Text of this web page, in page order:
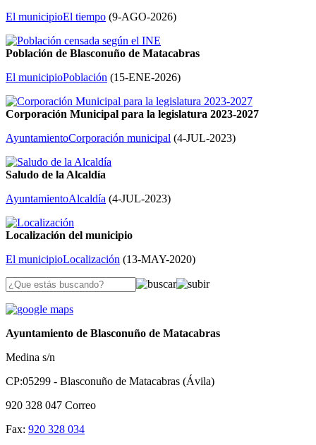
El municipioEl tiempo (9-AGO-2026)
Población de Blasconuño de Matacabras
El municipioPoblación (15-ENE-2026)
Corporación Municipal para la legislatura 2023-2027
AyuntamientoCorporación municipal (4-JUL-2023)
Saludo de la Alcaldía
AyuntamientoAlcaldía (4-JUL-2023)
Localización del municipio
El municipioLocalización (13-MAY-2020)
Ayuntamiento de Blasconuño de Matacabras
Medina s/n
CP:05299 - Blasconuño de Matacabras (Ávila)
920 328 047 Correo
Fax: 920 328 034